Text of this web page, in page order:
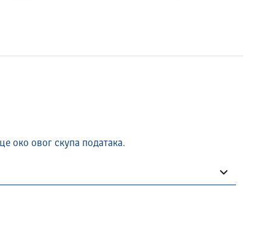
око овог скупа података.